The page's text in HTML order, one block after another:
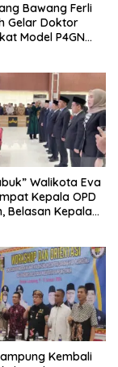
Bawang Ferli
Gelar Doktor
Model P4GN
Walikota Eva
Kepala OPD
Belasan Kepala
Kembali